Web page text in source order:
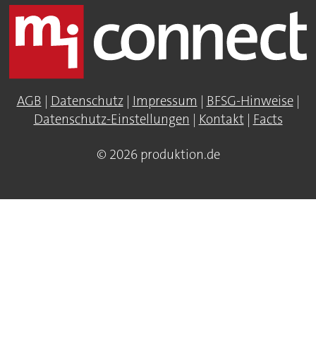
AGB | Datenschutz| Impressum | BFSG-Hinweise|
Datenschutz-Einstellungen | Kontakt| Facts
© 2026 produktion.de